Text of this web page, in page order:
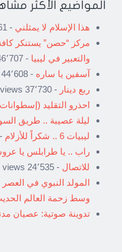
المواضيع الأكثر
هذا الإسلام لا يمثلني - 54٬661 views
مركز “حصن” يستنكر
والتعبير في ليبيا - 46٬707 views
آسفين يا ساره - 44٬608 views
ربع دينار - 37٬730 views
احذرو التقليد
ليلة عصيبة .. طريق السور ليلة
ليبيات 6 .. شكراً للأزلام
- 26٬474 views
راب .. يا طرابلس يا
للاتصال - 24٬535 views
المولد النبوي في
وسط زحمة العالم
تدوينة صوتية: عصيان